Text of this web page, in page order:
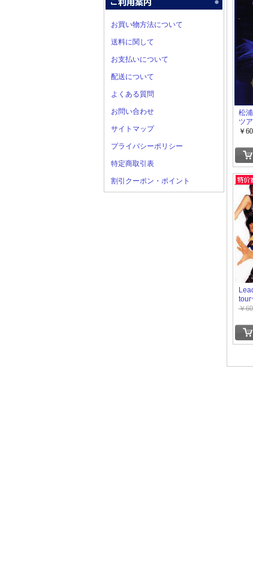
お買い物方法について
送料に関して
お支払いについて
配送について
よくある質問
お問い合わせ
サイトマップ
プライバシーポリシー
特定商取引表
割引クーポン・ポイント
松
ツ
￥
￥